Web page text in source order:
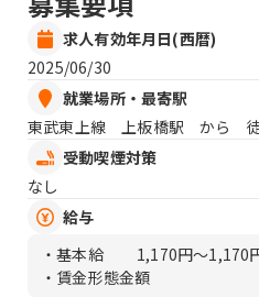
求人有効年月日(西暦)
2025/06/30
就業場所・最寄駅
東武東上線 上板橋駅 から
受動喫煙対策
なし
給与
・基本給
1,170円〜1,170
・賃金形態金額